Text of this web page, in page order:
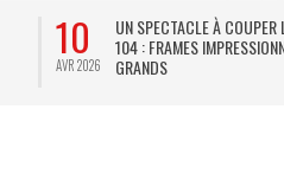
10
AVR 2026
UN SPECTACLE À COUPER
104 : FRAMES
GRANDS